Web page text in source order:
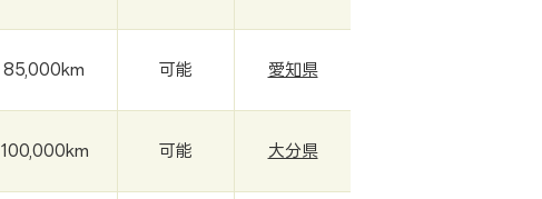
85,000km 可能 愛知県
100,000km 可能 大分県